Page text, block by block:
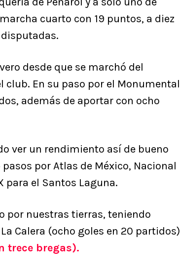
cuarto con 19 puntos, a diez
desde que se marchó del
club. En su paso por el Monumental
además de aportar con ocho
ver un rendimiento así de bueno
por Atlas de México, Nacional
para el Santos Laguna.
por nuestras tierras, teniendo
Calera (ocho goles en 20 partidos)
trece bregas).